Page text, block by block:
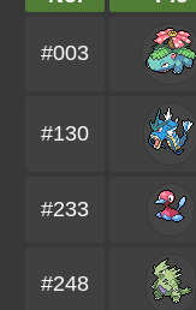
#003
#130
#233
#248